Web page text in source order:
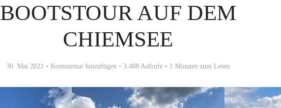
BOOTSTOUR AUF DEM
CHIEMSEE
30. Mai 2021 Kommentar hinzufügen 3.488 Aufrufe 1 Minuten zum Lesen